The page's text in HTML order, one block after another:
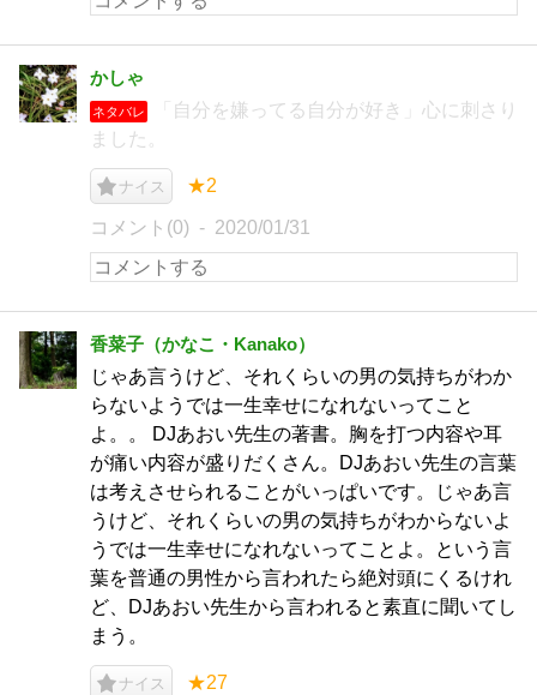
かしゃ
ネタバレ
「自分を嫌ってる自分が好き」心に刺さり
ました。
ナイス ★2
コメント(0) 2020/01/31
香菜子（かなこ・Kanako）
じゃあ言うけど、それくらいの男の気持ちがわか
らないようでは一生幸せになれないってこと
よ。。 DJあおい先生の著書。胸を打つ内容や耳
が痛い内容が盛りだくさん。DJあおい先生の言葉
は考えさせられることがいっぱいです。じゃあ言
うけど、それくらいの男の気持ちがわからないよ
うでは一生幸せになれないってことよ。という言
葉を普通の男性から言われたら絶対頭にくるけれ
ど、DJあおい先生から言われると素直に聞いてし
まう。
ナイス ★27